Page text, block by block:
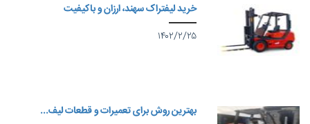
خرید لیفتراک سهند، ارزان و باکیفیت
۱۴۰۲/۲/۲۵
بهترین روش برای تعمیرات و قطعات لیف...